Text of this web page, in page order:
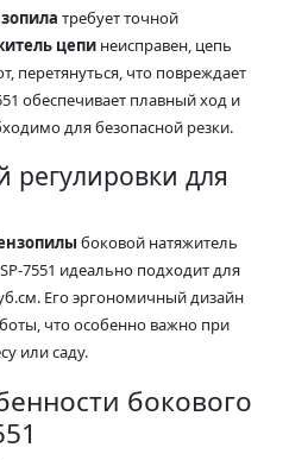
требует точной
цепи неисправен, цепь
перетянуться, что повреждает
обеспечивает плавный ход и
для безопасной резки.
для
боковой натяжитель
7551 идеально подходит для
Его эргономичный дизайн
что особенно важно при
или саду.
бокового